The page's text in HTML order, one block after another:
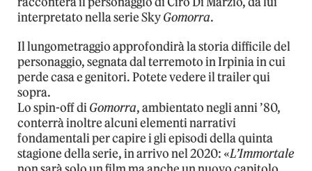
interpretato nella serie SkyGomorra.
Il lungometraggio approfondirà la storia difficile del
personaggio, segnata dal terremoto in Irpinia in cui
perde casa e genitori. Potete vedere il trailer qui
sopra.
Lo spin-off diGomorra, ambientato negli anni ’80,
conterrà inoltre alcuni elementi narrativi
fondamentali per capire i gli episodi della quinta
stagione della serie, in arrivo nel 2020: «L’Immortale